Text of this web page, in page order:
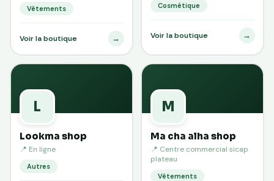
Vêtements
Voir la boutique →
Cosmétique
Voir la boutique →
L
Lookma shop
📍 En ligne
Autres
M
Ma cha alha shop
📍 Centre commercial sicap
plateau
Vêtements